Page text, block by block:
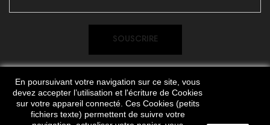
SOUSCRIRE
En poursuivant votre navigation sur ce site, vous
devez accepter l’utilisation et l'écriture de Cookies
sur votre appareil connecté. Ces Cookies (petits
fichiers texte) permettent de suivre votre